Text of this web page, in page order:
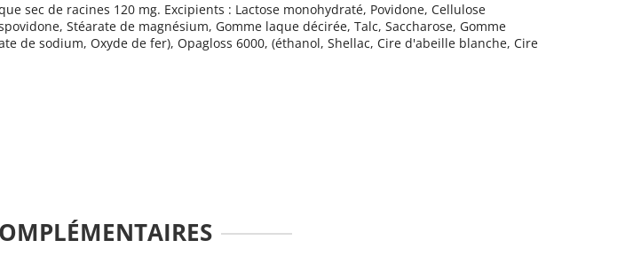
sec de racines 120 mg. Excipients : Lactose monohydraté, Povidone, Cellulose
Stéarate de magnésium, Gomme laque décirée, Talc, Saccharose, Gomme
de sodium, Oxyde de fer), Opagloss 6000, (éthanol, Shellac, Cire d'abeille blanche, Cire